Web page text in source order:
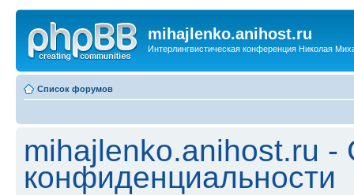
mihajlenko.anihost.ru
Интерлингвистическая конференция Николая
Список форумов
mihajlenko.anihost.ru -
конфиденциальности